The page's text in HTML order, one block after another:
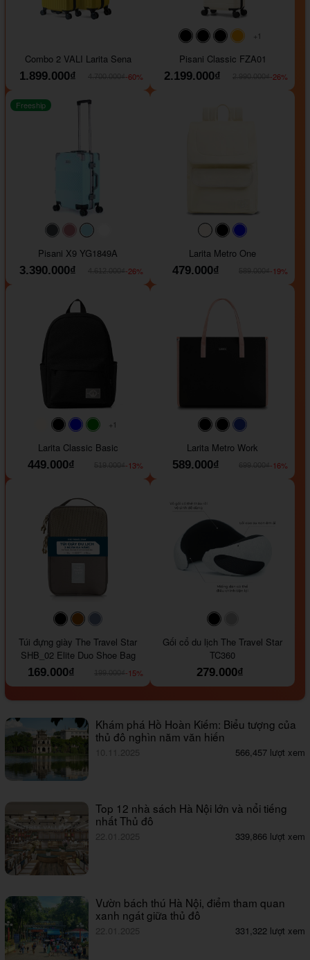
Combo 2 VALI Larita Sena
1.899.000₫
-60%
#000000#000000
#000000
#ffa500
+1
Pisani Classic FZA01
2.199.000₫
-26%
#40454a#b76e79
#9ad8e7
Freeship
Pisani X9 YG1849A
3.390.000₫
-26%
#faf0e6#000000
Larita Metro One
479.000₫
-19%
#faf0e6
#000000#0000FF#008000
+1
Larita Classic Basic
449.000₫
-13%
#000000#000000
Larita Metro Work
589.000₫
-16%
#000000#964B00
Túi đựng giày The Travel Star
SHB_02 Elite Duo Shoe Bag
169.000₫
-15%
#000000
Gối cổ du lịch The Travel Star
TC360
279.000₫
Khám phá Hồ Hoàn Kiếm: Biểu tượng của
thủ đô nghìn năm văn hiến
10.11.2025 566,457 lượt xem
Top 12 nhà sách Hà Nội lớn và nổi tiếng
nhất Thủ đô
22.01.2025 339,866 lượt xem
Vườn bách thú Hà Nội, điểm tham quan
xanh ngát giữa thủ đô
22.01.2025 331,322 lượt xem